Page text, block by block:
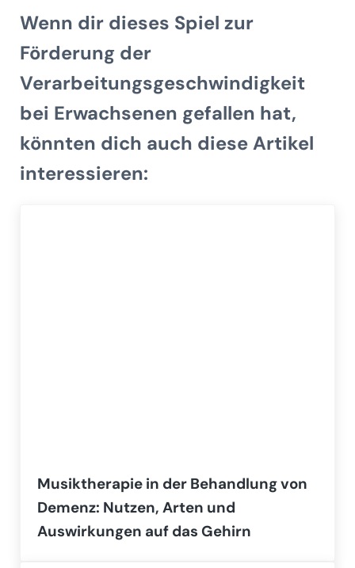
Wenn dir dieses Spiel zur
Förderung der
Verarbeitungsgeschwindigkeit
bei Erwachsenen gefallen hat,
könnten dich auch diese Artikel
interessieren:
Musiktherapie in der Behandlung von
Demenz: Nutzen, Arten und
Auswirkungen auf das Gehirn